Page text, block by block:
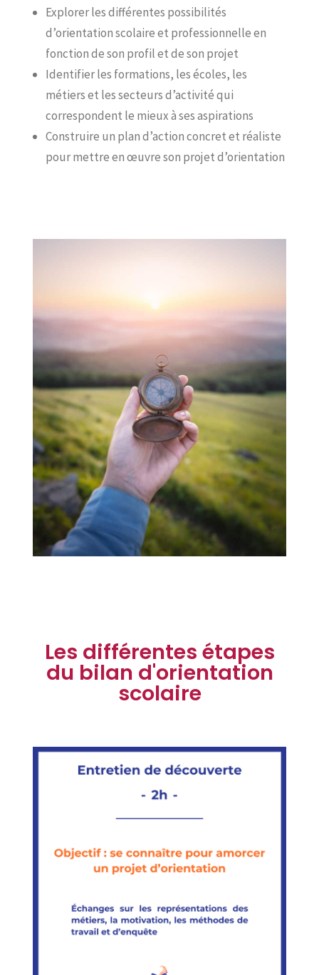
Explorer les différentes possibilités
d’orientation scolaire et professionnelle en
fonction de son profil et de son projet
Identifier les formations, les écoles, les
métiers et les secteurs d’activité qui
correspondent le mieux à ses aspirations
Construire un plan d’action concret et réaliste
pour mettre en œuvre son projet d’orientation
Les différentes étapes
du bilan d'orientation
scolaire